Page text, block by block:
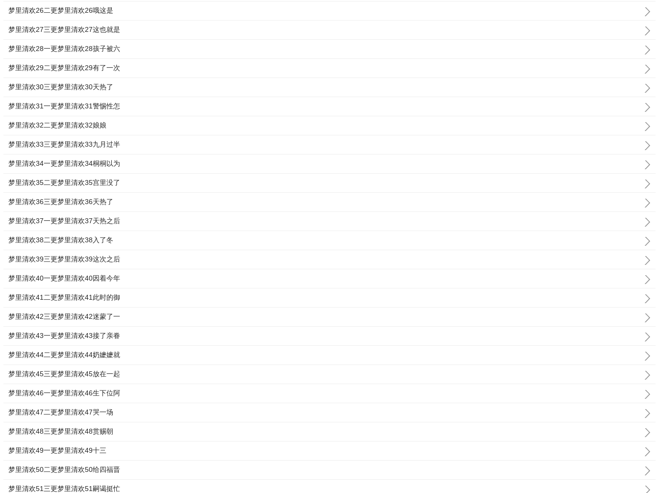
梦里清欢26二更梦里清欢26哦这是
梦里清欢27三更梦里清欢27这也就是
梦里清欢28一更梦里清欢28孩子被六
梦里清欢29二更梦里清欢29有了一次
梦里清欢30三更梦里清欢30天热了
梦里清欢31一更梦里清欢31警惕性怎
梦里清欢32二更梦里清欢32娘娘
梦里清欢33三更梦里清欢33九月过半
梦里清欢34一更梦里清欢34桐桐以为
梦里清欢35二更梦里清欢35宫里没了
梦里清欢36三更梦里清欢36天热了
梦里清欢37一更梦里清欢37天热之后
梦里清欢38二更梦里清欢38入了冬
梦里清欢39三更梦里清欢39这次之后
梦里清欢40一更梦里清欢40因着今年
梦里清欢41二更梦里清欢41此时的御
梦里清欢42三更梦里清欢42迷蒙了一
梦里清欢43一更梦里清欢43接了亲眷
梦里清欢44二更梦里清欢44奶嬷嬷就
梦里清欢45三更梦里清欢45放在一起
梦里清欢46一更梦里清欢46生下位阿
梦里清欢47二更梦里清欢47哭一场
梦里清欢48三更梦里清欢48赏赐朝
梦里清欢49一更梦里清欢49十三
梦里清欢50二更梦里清欢50给四福晋
梦里清欢51三更梦里清欢51嗣谒挺忙